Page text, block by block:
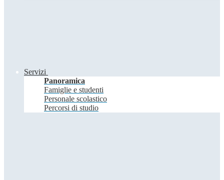
Servizi
Panoramica
Famiglie e studenti
Personale scolastico
Percorsi di studio